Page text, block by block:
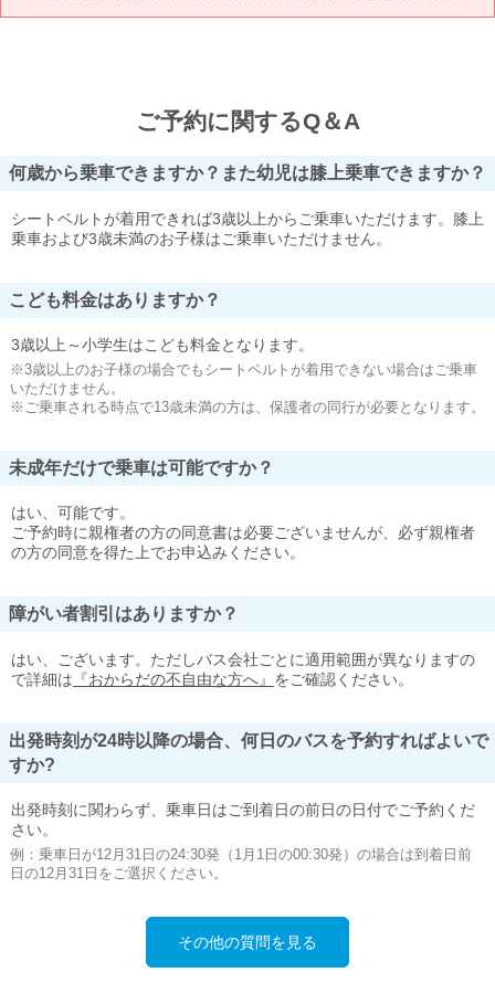
ご予約に関するQ＆A
何歳から乗車できますか？また幼児は膝上乗車できますか？
シートベルトが着用できれば3歳以上からご乗車いただけます。膝上
乗車および3歳未満のお子様はご乗車いただけません。
こども料金はありますか？
3歳以上～小学生はこども料金となります。
※3歳以上のお子様の場合でもシートベルトが着用できない場合はご乗車
いただけません。
※ご乗車される時点で13歳未満の方は、保護者の同行が必要となります。
未成年だけで乗車は可能ですか？
はい、可能です。
ご予約時に親権者の方の同意書は必要ございませんが、必ず親権者
の方の同意を得た上でお申込みください。
障がい者割引はありますか？
はい、ございます。ただしバス会社ごとに適用範囲が異なりますの
で詳細は 『おからだの不自由な方へ』 をご確認ください。
出発時刻が24時以降の場合、何日のバスを予約すればよいで
すか?
出発時刻に関わらず、乗車日はご到着日の前日の日付でご予約くだ
さい。
例：乗車日が12月31日の24:30発（1月1日の00:30発）の場合は到着日前
日の12月31日をご選択ください。
その他の質問を見る